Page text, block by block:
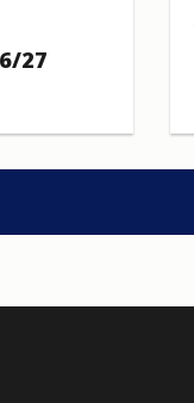
27